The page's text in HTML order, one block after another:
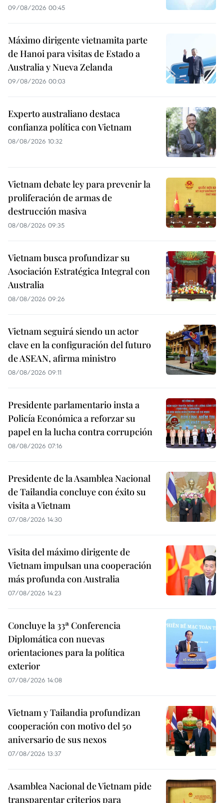
09/08/2026 00:45
Máximo dirigente vietnamita parte
de Hanoi para visitas de Estado a
Australia y Nueva Zelanda
09/08/2026 00:03
Experto australiano destaca
confianza política con Vietnam
08/08/2026 10:32
Vietnam debate ley para prevenir la
proliferación de armas de
destrucción masiva
08/08/2026 09:35
Vietnam busca profundizar su
Asociación Estratégica Integral con
Australia
08/08/2026 09:26
Vietnam seguirá siendo un actor
clave en la configuración del futuro
de ASEAN, afirma ministro
08/08/2026 09:11
Presidente parlamentario insta a
Policía Económica a reforzar su
papel en la lucha contra corrupción
08/08/2026 07:16
Presidente de la Asamblea Nacional
de Tailandia concluye con éxito su
visita a Vietnam
07/08/2026 14:30
Visita del máximo dirigente de
Vietnam impulsan una cooperación
más profunda con Australia
07/08/2026 14:23
Concluye la 33ª Conferencia
Diplomática con nuevas
orientaciones para la política
exterior
07/08/2026 14:08
Vietnam y Tailandia profundizan
cooperación con motivo del 50
aniversario de sus nexos
07/08/2026 13:37
Asamblea Nacional de Vietnam pide
transparentar criterios para